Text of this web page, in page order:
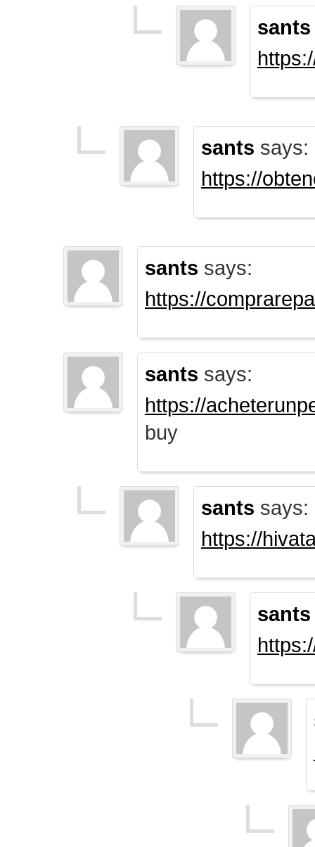
sants
sants says:
https://
sants says:
https://
sants says:
https://
buy
sants says:
https://
sants